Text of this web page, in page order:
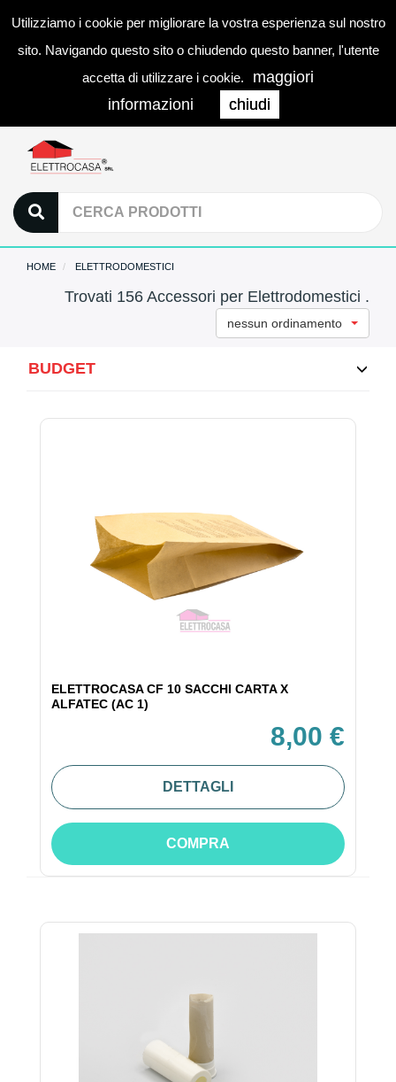
Utilizziamo i cookie per migliorare la vostra esperienza sul nostro
sito. Navigando questo sito o chiudendo questo banner, l'utente
accetta di utilizzare i cookie.
maggiori
informazioni
chiudi
0
HOME ELETTRODOMESTICI
Trovati 156 Accessori per Elettrodomestici .
nessun ordinamento
BUDGET
ELETTROCASA CF 10 SACCHI CARTA X
ALFATEC (AC 1)
8,00 €
DETTAGLI
COMPRA